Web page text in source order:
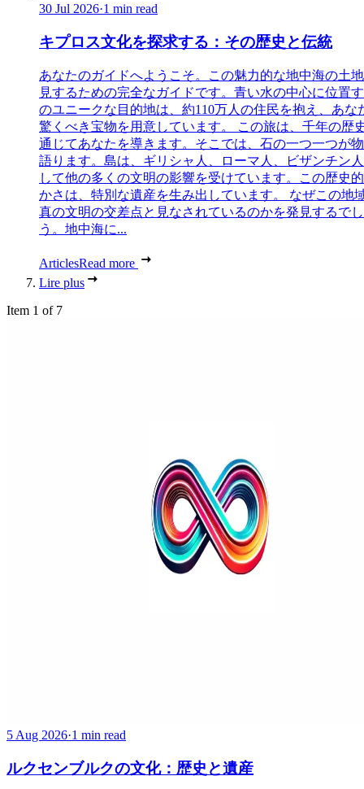
30 Jul 2026·1 min read
キプロス文化を探求する：その歴史と伝統
あなたのガイドへようこそ。この魅力的な地中海の土
見するための完全なガイドです。青い水の中心に位置
のユニークな目的地は、約110万人の住民を抱え、あな
驚くべき宝物を用意しています。 この旅は、千年の歴
通じてあなたを導きます。そこでは、石の一つ一つが
語ります。島は、ギリシャ人、ローマ人、ビザンチン
して他の多くの文明の影響を受けています。この歴史
かさは、特別な遺産を生み出しています。 なぜこの地
真の文明の交差点と見なされているのかを発見するで
う。地中海に...
ArticlesRead more
Lire plus
Item 1 of 7
5 Aug 2026·1 min read
ルクセンブルクの文化：歴史と遺産